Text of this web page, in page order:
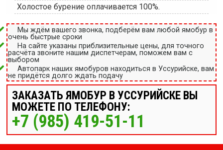
Холостое бурение оплачивается 100%.
Мы ждём вашего звонка, подберём вам любой ямобур в
очень быстрые сроки
На сайте указаны приблизительные цены, для точного
расчёта звоните нашим диспетчерам, поможем вам с
выбором
Автопарк наших ямобуров находиться в Уссурийске, вам
не придётся долго ждать подачу
ЗАКАЗАТЬ ЯМОБУР В УССУРИЙСКЕ ВЫ
МОЖЕТЕ ПО ТЕЛЕФОНУ:
+7 (985) 419-51-11